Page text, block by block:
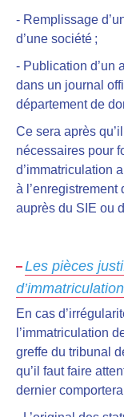
- Remplissage
d’une société ;
- Publication d’un
dans un journal
département de
Ce sera après
nécessaires pour
d’immatriculation
à
auprès du SIE ou
Les pièces
d’immatriculation
En cas
l’immatriculation
greffe du tribunal
qu’il faut faire
dernier